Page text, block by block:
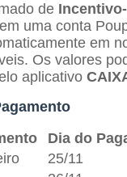
de
uma conta
em
Os valores
aplicativo
Dia do
25/11